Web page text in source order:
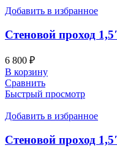
Добавить в избранное
Стеновой проход
6 800 ₽
В корзину
Сравнить
Быстрый просмотр
Добавить в избранное
Стеновой проход